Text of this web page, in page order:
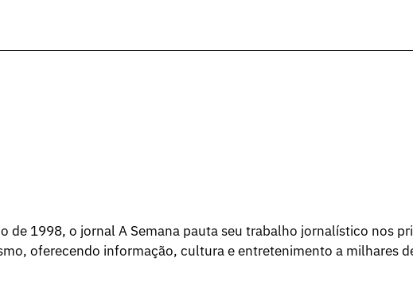
de 1998, o jornal A Semana pauta seu trabalho jornalístico nos
oferecendo informação, cultura e entretenimento a milhares